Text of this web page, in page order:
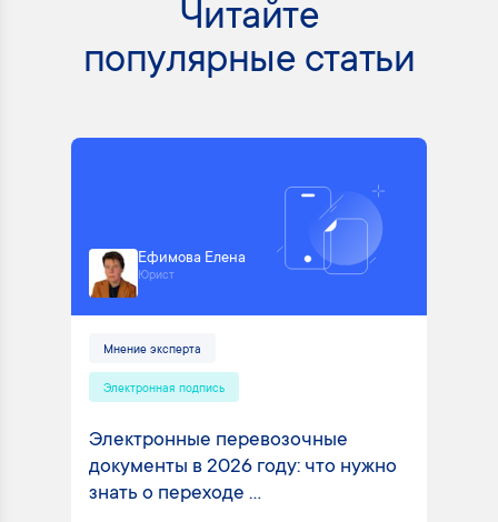
Читайте
популярные статьи
Ефимова Елена
Юрист
Мнение эксперта
Электронная подпись
Электронные перевозочные
документы в 2026 году: что нужно
знать о переходе ...